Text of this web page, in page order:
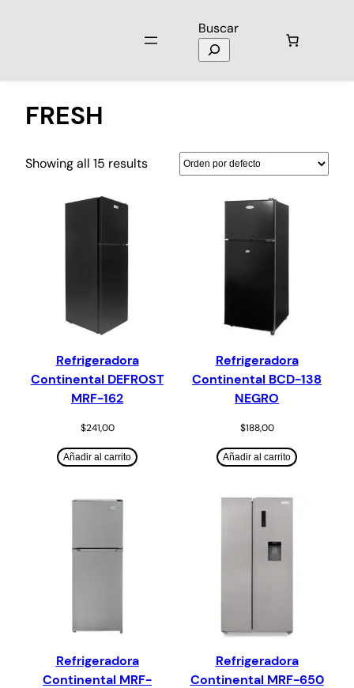
Buscar
FRESH
Showing all 15 results
Refrigeradora
Continental DEFROST
MRF-162
$241,00
Añadir al carrito
Refrigeradora
Continental BCD-138
NEGRO
$188,00
Añadir al carrito
Refrigeradora
Continental MRF-
Refrigeradora
Continental MRF-650